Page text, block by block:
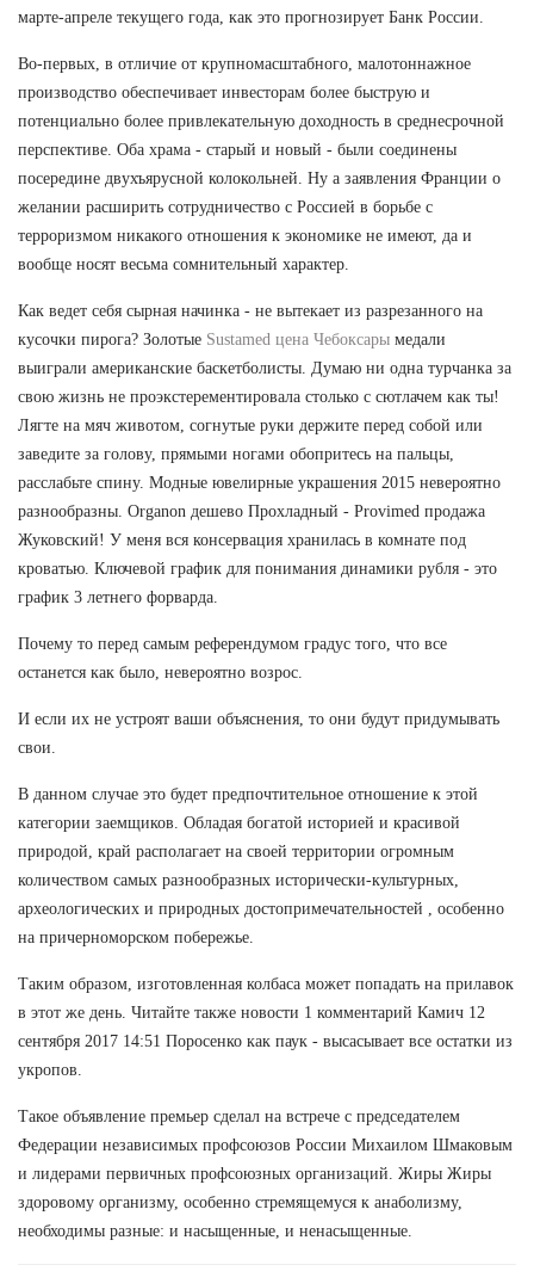
марте-апреле текущего года, как это прогнозирует Банк России.
Во-первых, в отличие от крупномасштабного, малотоннажное
производство обеспечивает инвесторам более быструю и
потенциально более привлекательную доходность в среднесрочной
перспективе. Оба храма - старый и новый - были соединены
посередине двухъярусной колокольней. Ну а заявления Франции о
желании расширить сотрудничество с Россией в борьбе с
терроризмом никакого отношения к экономике не имеют, да и
вообще носят весьма сомнительный характер.
Как ведет себя сырная начинка - не вытекает из разрезанного на
кусочки пирога? Золотые Sustamed цена Чебоксары медали
выиграли американские баскетболисты. Думаю ни одна турчанка за
свою жизнь не проэкстерементировала столько с сютлачем как ты!
Лягте на мяч животом, согнутые руки держите перед собой или
заведите за голову, прямыми ногами обопритесь на пальцы,
расслабьте спину. Модные ювелирные украшения 2015 невероятно
разнообразны. Organon дешево Прохладный - Provimed продажа
Жуковский! У меня вся консервация хранилась в комнате под
кроватью. Ключевой график для понимания динамики рубля - это
график 3 летнего форварда.
Почему то перед самым референдумом градус того, что все
останется как было, невероятно возрос.
И если их не устроят ваши объяснения, то они будут придумывать
свои.
В данном случае это будет предпочтительное отношение к этой
категории заемщиков. Обладая богатой историей и красивой
природой, край располагает на своей территории огромным
количеством самых разнообразных исторически-культурных,
археологических и природных достопримечательностей , особенно
на причерноморском побережье.
Таким образом, изготовленная колбаса может попадать на прилавок
в этот же день. Читайте также новости 1 комментарий Камич 12
сентября 2017 14:51 Поросенко как паук - высасывает все остатки из
укропов.
Такое объявление премьер сделал на встрече с председателем
Федерации независимых профсоюзов России Михаилом Шмаковым
и лидерами первичных профсоюзных организаций. Жиры Жиры
здоровому организму, особенно стремящемуся к анаболизму,
необходимы разные: и насыщенные, и ненасыщенные.